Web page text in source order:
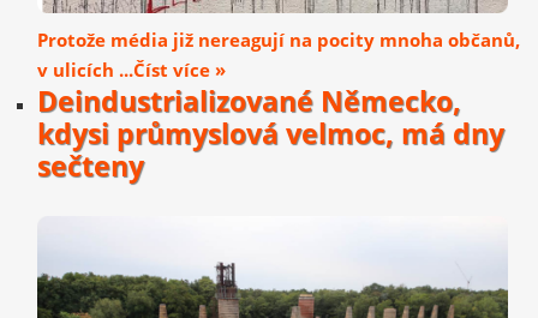
Protože média již nereagují na pocity mnoha občanů,
v ulicích ...Číst více »
Deindustrializované Německo,
kdysi průmyslová velmoc, má dny
sečteny